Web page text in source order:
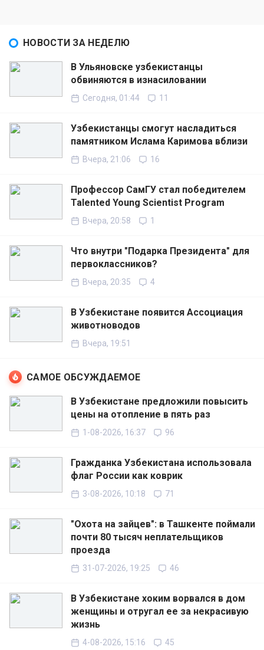
НОВОСТИ ЗА НЕДЕЛЮ
В Ульяновске узбекистанцы
обвиняются в изнасиловании
Сегодня, 01:44 11
Узбекистанцы смогут насладиться
памятником Ислама Каримова вблизи
Вчера, 21:06 16
Профессор СамГУ стал победителем
Talented Young Scientist Program
Вчера, 20:58 1
Что внутри "Подарка Президента" для
первоклассников?
Вчера, 20:35 4
В Узбекистане появится Ассоциация
животноводов
Вчера, 19:51
САМОЕ ОБСУЖДАЕМОЕ
В Узбекистане предложили повысить
цены на отопление в пять раз
1-08-2026, 16:37 96
Гражданка Узбекистана использовала
флаг России как коврик
3-08-2026, 10:18 71
"Охота на зайцев": в Ташкенте поймали
почти 80 тысяч неплательщиков
проезда
31-07-2026, 19:25 46
В Узбекистане хоким ворвался в дом
женщины и отругал ее за некрасивую
жизнь
4-08-2026, 15:16 45